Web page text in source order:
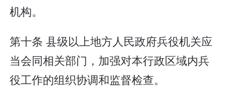
机构。
第十条 县级以上地方人民政府兵役机关应
当会同相关部门，加强对本行政区域内兵
役工作的组织协调和监督检查。